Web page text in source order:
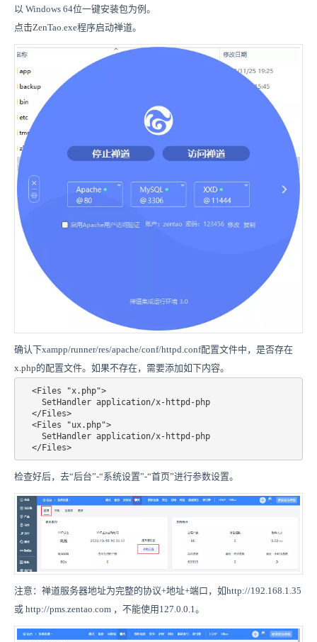
以 Windows 64位一键安装包为例。
点击ZenTao.exe程序启动禅道。
确认下xampp/runner/res/apache/conf/httpd.conf配置文件中，是否存在
x.php的配置文件。如果不存在，需要添加如下内容。
  </Files>
检查好后，去“后台”-“系统设置”-“首页”进行参数设置。
注意：禅道服务器地址为完整的协议+地址+端口，如http://192.168.1.35
或 http://pms.zentao.com ，不能使用127.0.0.1。